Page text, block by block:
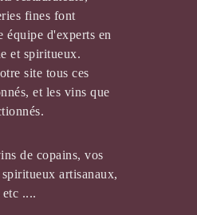
DE CALISSANNE
fines font
équipe d'experts en
et spiritueux.
site tous ces
et les vins que
de copains, vos
artisanaux,
etc ....